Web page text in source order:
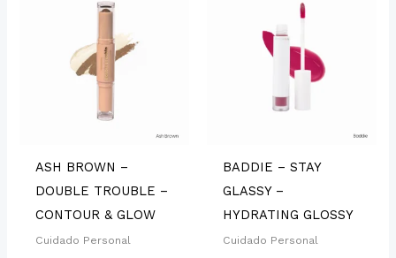
ASH BROWN –
DOUBLE TROUBLE –
CONTOUR & GLOW
Cuidado Personal
BADDIE – STAY
GLASSY –
HYDRATING GLOSSY
Cuidado Personal